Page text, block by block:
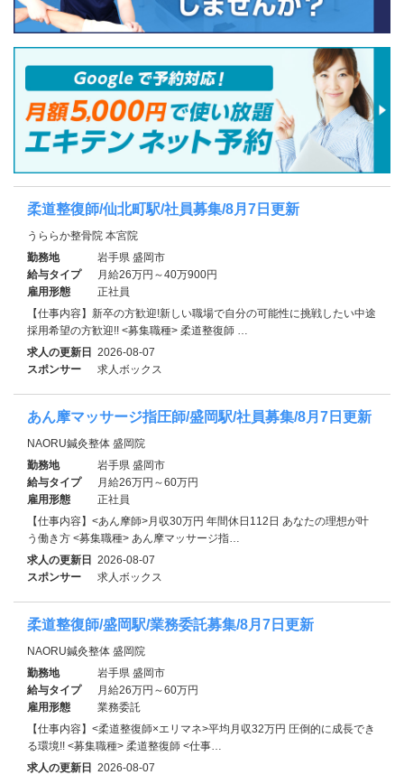
柔道整復師/仙北町駅/社員募集/8月7日更新
うららか整骨院 本宮院
勤務地
岩手県 盛岡市
給与タイプ
月給26万円～40万900円
雇用形態
正社員
【仕事内容】新卒の方歓迎!新しい職場で自分の可能性に挑戦したい中途
採用希望の方歓迎!! <募集職種> 柔道整復師 …
求人の更新日 2026-08-07
スポンサー
求人ボックス
あん摩マッサージ指圧師/盛岡駅/社員募集/8月7日更新
NAORU鍼灸整体 盛岡院
勤務地
岩手県 盛岡市
給与タイプ
月給26万円～60万円
雇用形態
正社員
【仕事内容】<あん摩師>月収30万円 年間休日112日 あなたの理想が叶
う働き方 <募集職種> あん摩マッサージ指…
求人の更新日 2026-08-07
スポンサー
求人ボックス
柔道整復師/盛岡駅/業務委託募集/8月7日更新
NAORU鍼灸整体 盛岡院
勤務地
岩手県 盛岡市
給与タイプ
月給26万円～60万円
雇用形態
業務委託
【仕事内容】<柔道整復師×エリマネ>平均月収32万円 圧倒的に成長でき
る環境!! <募集職種> 柔道整復師 <仕事…
求人の更新日 2026-08-07